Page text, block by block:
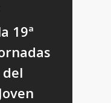
19ª
del